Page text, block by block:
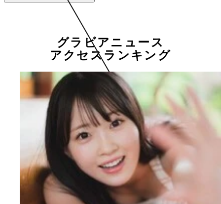
グラビアニュース
アクセスランキング